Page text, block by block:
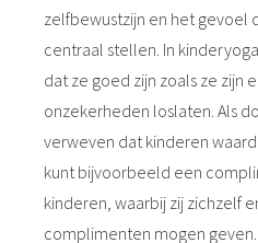
zelfbewustzijn en het gevoel
centraal stellen. In
dat ze goed zijn zoals ze zijn
onzekerheden loslaten. Als
verweven dat kinderen
kunt bijvoorbeeld een
kinderen, waarbij zij zichzelf
complimenten mogen